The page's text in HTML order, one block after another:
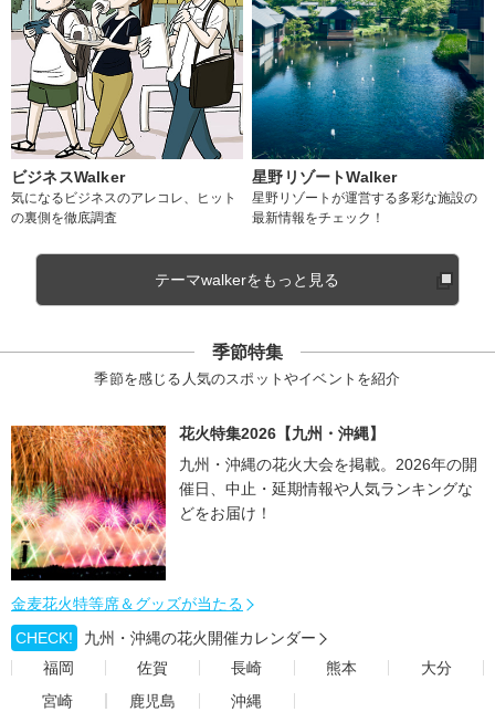
ビジネスWalker
気になるビジネスのアレコレ、ヒット
の裏側を徹底調査
星野リゾートWalker
星野リゾートが運営する多彩な施設の
最新情報をチェック！
テーマwalkerをもっと見る
季節特集
季節を感じる人気のスポットやイベントを紹介
花火特集2026【九州・沖縄】
九州・沖縄の花火大会を掲載。2026年の開
催日、中止・延期情報や人気ランキングな
どをお届け！
金麦花火特等席＆グッズが当たる
CHECK!
九州・沖縄の花火開催カレンダー
福岡
佐賀 長崎 熊本
大分
宮崎
鹿児島 沖縄